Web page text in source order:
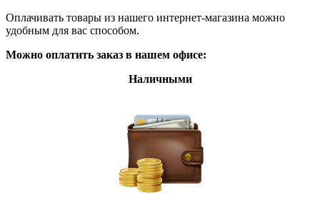
Оплачивать товары из нашего интернет-магазина можно
удобным для вас способом.
Можно оплатить заказ в нашем офисе:
Наличными